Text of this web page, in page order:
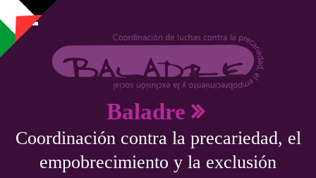
Pasar al contenido principal
Baladre
Coordinación contra la precariedad, el
empobrecimiento y la exclusión